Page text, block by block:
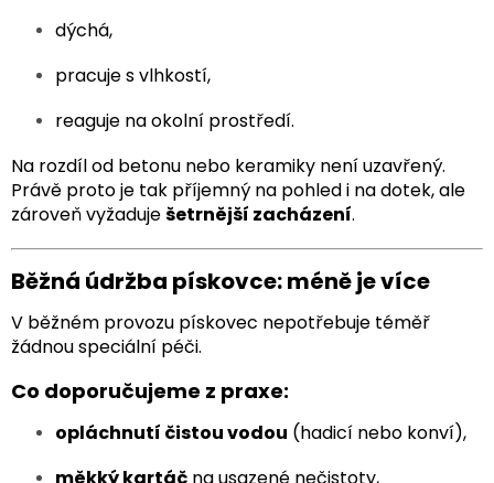
dýchá,
pracuje s vlhkostí,
reaguje na okolní prostředí.
Na rozdíl od betonu nebo keramiky není uzavřený.
Právě proto je tak příjemný na pohled i na dotek, ale
zároveň vyžaduješetrnější zacházení.
Běžná údržba pískovce: méně je více
V běžném provozu pískovec nepotřebuje téměř
žádnou speciální péči.
Co doporučujeme z praxe:
opláchnutí čistou vodou (hadicí nebo konví),